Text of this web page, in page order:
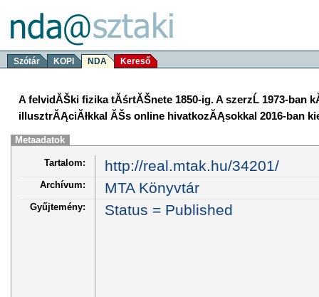
Szótár KOPI NDA Kereső
A felvidĂŠki fizika tĂśrtĂŠnete 1850-ig. A szerzĹ 1973-
illusztrĂĄciĂłkkal ĂŠs online hivatkozĂĄsokkal 2016-ban
Metaadatok
Tartalom: http://real.mtak.hu/34201/
Archívum: MTA Könyvtár
Gyűjtemény: Status = Published